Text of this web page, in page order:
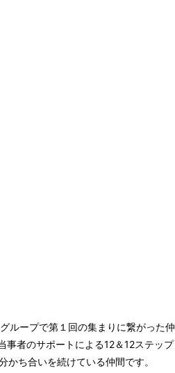
ループで第１回の集まりに繋がった仲
事者のサポートによる12＆12ステップ
ち合いを続けている仲間です。